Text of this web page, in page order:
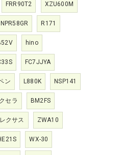
FRR90T2 XZU600M
NPR58GR R171
hino
FC7JJYA
ン L880K NSP141
セラ BM2FS
レクサス ZWA10
WX-30